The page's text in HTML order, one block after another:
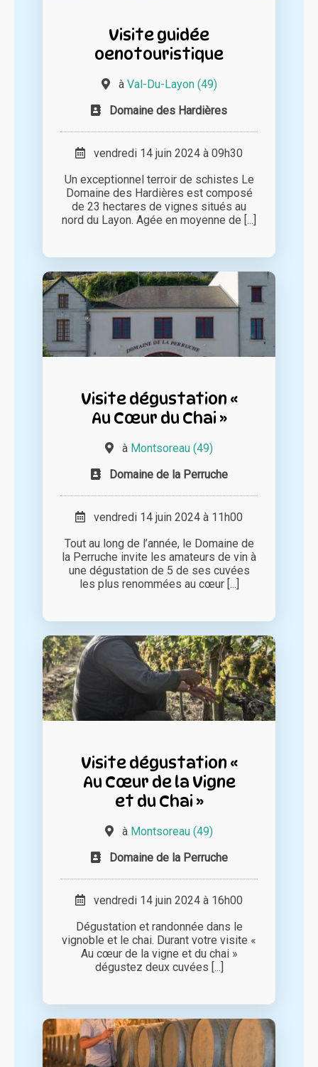
Visite guidée
oenotouristique
à Val-Du-Layon (49)
Domaine des Hardières
vendredi 14 juin 2024 à 09h30
Un exceptionnel terroir de schistes Le
Domaine des Hardières est composé
de 23 hectares de vignes situés au
nord du Layon. Agée en moyenne de [...]
Visite dégustation «
Au Cœur du Chai »
à Montsoreau (49)
Domaine de la Perruche
vendredi 14 juin 2024 à 11h00
Tout au long de l’année, le Domaine de
la Perruche invite les amateurs de vin à
une dégustation de 5 de ses cuvées
les plus renommées au cœur [...]
Visite dégustation «
Au Cœur de la Vigne
et du Chai »
à Montsoreau (49)
Domaine de la Perruche
vendredi 14 juin 2024 à 16h00
Dégustation et randonnée dans le
vignoble et le chai. Durant votre visite «
Au cœur de la vigne et du chai »
dégustez deux cuvées [...]